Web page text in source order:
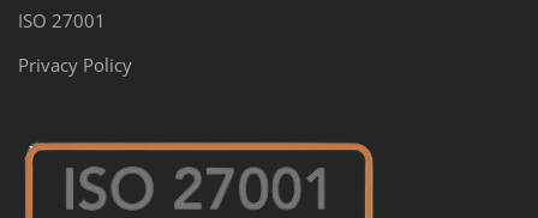
ISO 27001
Privacy Policy